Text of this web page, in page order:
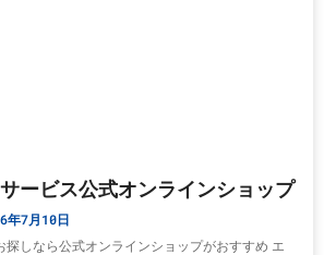
ービス公式オンラインショップ
年7月10日
探しなら公式オンラインショップがおすすめ エ